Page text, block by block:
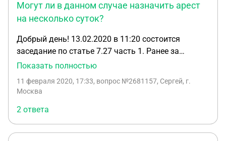
Могут ли в данном случае назначить арест
на несколько суток?
Добрый день! 13.02.2020 в 11:20 состоится
заседание по статье 7.27 часть 1. Ранее за
подобные дела не привлекался и судимостей не
назначить арест на несколько суток. Вину свою
оплатить штраф - выскажу. Спорить и
отнекиваться смысла не вижу. Отпрашиваюсь с
работы в это время под обещание завершить
Показать полностью
11 февраля 2020, 17:33, вопрос №2681157, Сергей, г.
Москва
2 ответа